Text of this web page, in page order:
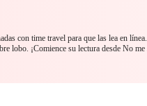
con time travel para que las lea en
lobo. ¡Comience su lectura desde No